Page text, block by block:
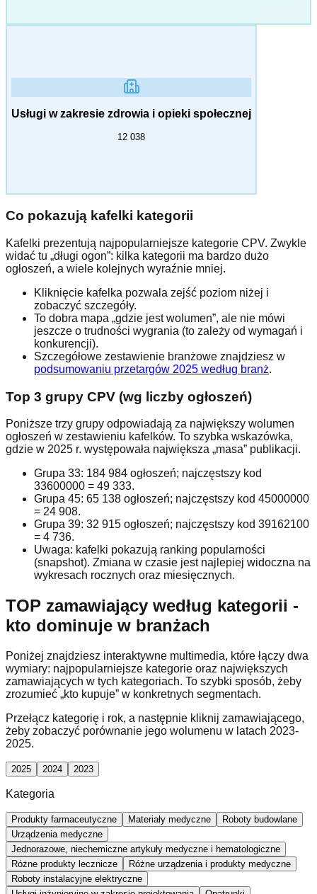
Usługi w zakresie zdrowia i opieki społecznej
12 038
Co pokazują kafelki kategorii
Kafelki prezentują najpopularniejsze kategorie CPV. Zwykle
widać tu „długi ogon”: kilka kategorii ma bardzo dużo
ogłoszeń, a wiele kolejnych wyraźnie mniej.
Kliknięcie kafelka pozwala zejść poziom niżej i
zobaczyć szczegóły.
To dobra mapa „gdzie jest wolumen”, ale nie mówi
jeszcze o trudności wygrania (to zależy od wymagań i
konkurencji).
Szczegółowe zestawienie branżowe znajdziesz w
podsumowaniu przetargów 2025 według branż.
Top 3 grupy CPV (wg liczby ogłoszeń)
Poniższe trzy grupy odpowiadają za największy wolumen
ogłoszeń w zestawieniu kafelków. To szybka wskazówka,
gdzie w 2025 r. występowała największa „masa” publikacji.
Grupa 33: 184 984 ogłoszeń; najczęstszy kod
33600000 = 49 333.
Grupa 45: 65 138 ogłoszeń; najczęstszy kod 45000000
= 24 908.
Grupa 39: 32 915 ogłoszeń; najczęstszy kod 39162100
= 4 736.
Uwaga: kafelki pokazują ranking popularności
(snapshot). Zmiana w czasie jest najlepiej widoczna na
wykresach rocznych oraz miesięcznych.
TOP zamawiający według kategorii -
kto dominuje w branżach
Poniżej znajdziesz interaktywne multimedia, które łączy dwa
wymiary: najpopularniejsze kategorie oraz największych
zamawiających w tych kategoriach. To szybki sposób, żeby
zrozumieć „kto kupuje” w konkretnych segmentach.
Przełącz kategorię i rok, a następnie kliknij zamawiającego,
żeby zobaczyć porównanie jego wolumenu w latach 2023-
2025.
2025 2024 2023
Kategoria
Produkty farmaceutyczne Materiały medyczne
Roboty budowlane
Urządzenia medyczne
Jednorazowe, niechemiczne artykuły medyczne i hematologiczne
Różne produkty lecznicze
Różne urządzenia i produkty medyczne
Roboty instalacyjne elektryczne